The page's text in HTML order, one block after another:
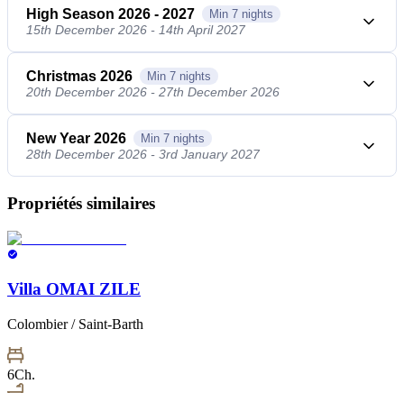
High Season 2026 - 2027 Min 7 nights
15th December 2026 - 14th April 2027
Christmas 2026 Min 7 nights
20th December 2026 - 27th December 2026
New Year 2026 Min 7 nights
28th December 2026 - 3rd January 2027
Propriétés similaires
Villa OMAI ZILE
Colombier / Saint-Barth
6Ch.